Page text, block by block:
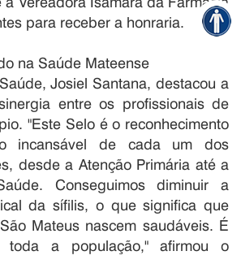
para receber a honraria.
na Saúde Mateense
Josiel Santana, destacou a
entre os profissionais de
"Este Selo é o reconhecimento
incansável de cada um dos
desde a Atenção Primária até a
Conseguimos diminuir a
da sífilis, o que significa que
Mateus nascem saudáveis. É
a população," afirmou o